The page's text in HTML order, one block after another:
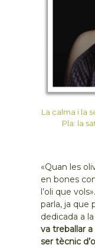
La calma i la
Pla: la
«Quan les
en bones
l’oli que
parla, ja que
dedicada a
va treballar
ser tècnic